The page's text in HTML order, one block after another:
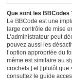
Que sont les BBCodes
Le BBCode est une
large contrôle de mise
L’administrateur peut
pouvez aussi les
l’option appropriée du
même est similaire au
crochets [ et ] plutôt que
consultez le guide